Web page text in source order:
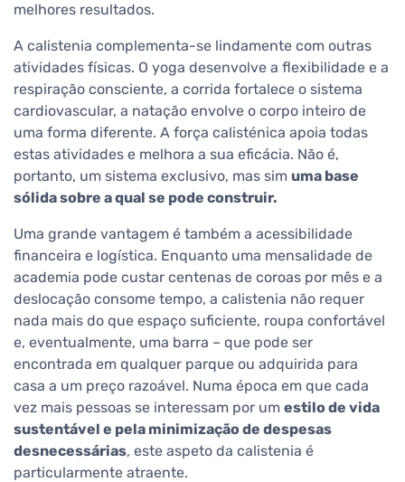
melhores resultados.
A calistenia complementa-se lindamente com outras
atividades físicas. O yoga desenvolve a flexibilidade e a
respiração consciente, a corrida fortalece o sistema
cardiovascular, a natação envolve o corpo inteiro de
uma forma diferente. A força calisténica apoia todas
estas atividades e melhora a sua eficácia. Não é,
portanto, um sistema exclusivo, mas sim uma base
sólida sobre a qual se pode construir.
Uma grande vantagem é também a acessibilidade
financeira e logística. Enquanto uma mensalidade de
academia pode custar centenas de coroas por mês e a
deslocação consome tempo, a calistenia não requer
nada mais do que espaço suficiente, roupa confortável
e, eventualmente, uma barra – que pode ser
encontrada em qualquer parque ou adquirida para
casa a um preço razoável. Numa época em que cada
vez mais pessoas se interessam por um estilo de vida
sustentável e pela minimização de despesas
desnecessárias, este aspeto da calistenia é
particularmente atraente.